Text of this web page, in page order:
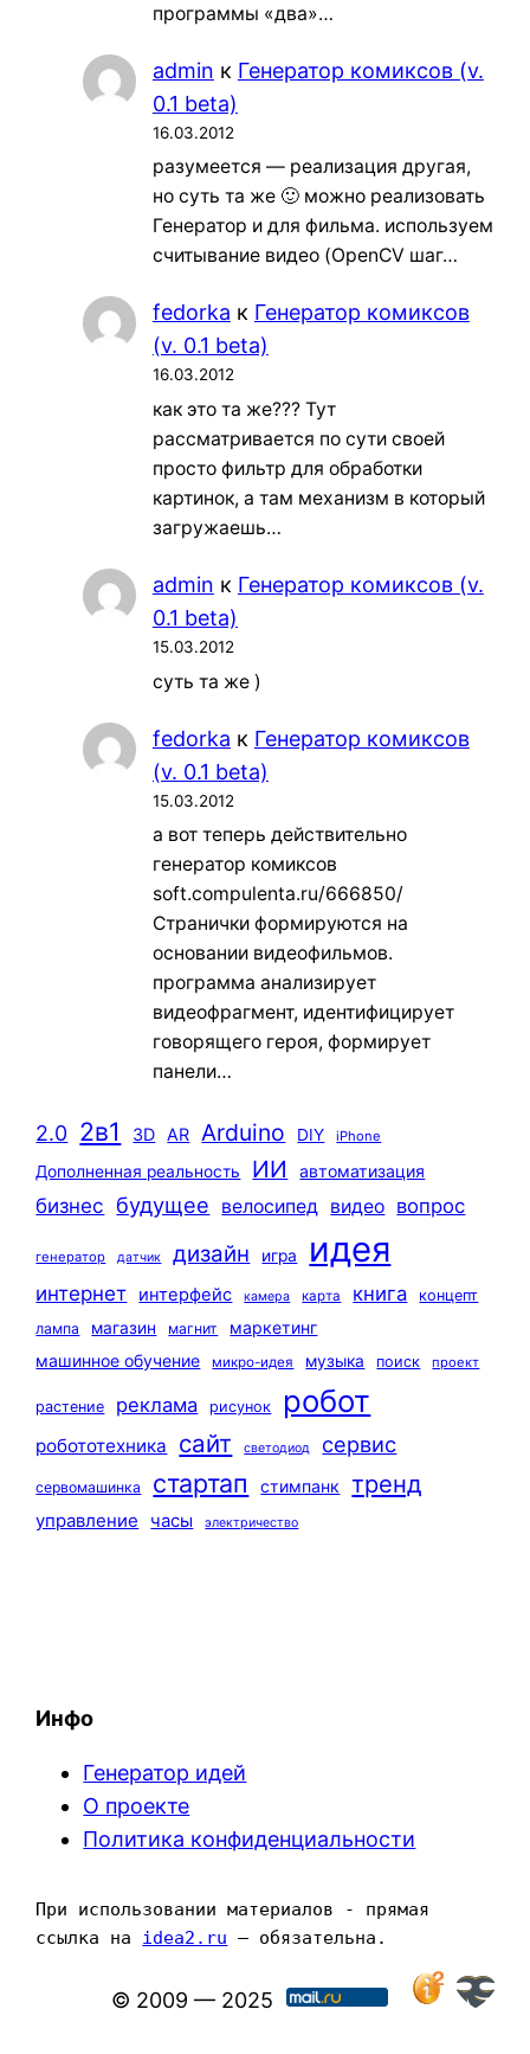
программы «два»…
admin к Генератор комиксов (v.
0.1 beta)
16.03.2012
разумеется — реализация другая,
но суть та же 🙂 можно реализовать
Генератор и для фильма. используем
считывание видео (OpenCV шаг…
fedorka к Генератор комиксов
(v. 0.1 beta)
16.03.2012
как это та же??? Тут
рассматривается по сути своей
просто фильтр для обработки
картинок, а там механизм в который
загружаешь…
admin к Генератор комиксов (v.
0.1 beta)
15.03.2012
суть та же )
fedorka к Генератор комиксов
(v. 0.1 beta)
15.03.2012
а вот теперь действительно
генератор комиксов
soft.compulenta.ru/666850/
Странички формируются на
основании видеофильмов.
программа анализирует
видеофрагмент, идентифицирует
говорящего героя, формирует
панели…
2.0 2в1 3D AR Arduino DIY iPhone
Дополненная реальность ИИ автоматизация
бизнес будущее велосипед видео вопрос
генератор датчик дизайн игра идея
интернет интерфейс камера карта книга
концепт
лампа
магазин магнит
маркетинг
машинное обучение
микро-идея музыка поиск проект
растение реклама рисунок робот
робототехника сайт светодиод сервис
сервомашинка стартап стимпанк тренд
управление часы электричество
Инфо
Генератор идей
О проекте
Политика конфиденциальности
При использовании материалов - прямая
ссылка на idea2.ru — обязательна.
© 2009 — 2025